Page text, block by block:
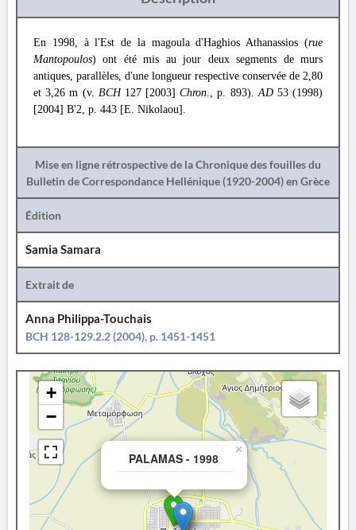
En 1998, à l'Est de la magoula d'Haghios Athanassios (rue
Mantopoulos) ont été mis au jour deux segments de murs
antiques, parallèles, d'une longueur respective conservée de 2,80
et 3,26 m (v. BCH 127 [2003]Chron., p. 893).AD53 (1998)
[2004] B'2, p. 443 [E. Nikolaou].
Mise en ligne rétrospective de la Chronique des fouilles du
Bulletin de Correspondance Hellénique (1920-2004) en Grèce
Édition
Samia Samara
Extrait de
Anna Philippa-Touchais
BCH 128-129.2.2 (2004), p. 1451-1451
PALAMAS - 1998
×
+
−